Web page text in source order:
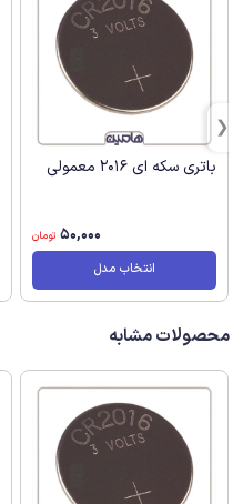
باتری سکه ای 2016 معمولی
50,000 تومان
انتخاب مدل
محصولات مشابه